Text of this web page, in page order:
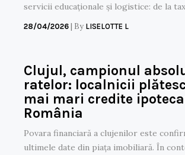
servicii educaționale și logistice: de la
28/04/2026 | By LISELOTTE L
Clujul, campionul
ratelor: localnicii
mai mari credite
România
Povara financiară a clujenilor este
ultimele date din piața imobiliară. În